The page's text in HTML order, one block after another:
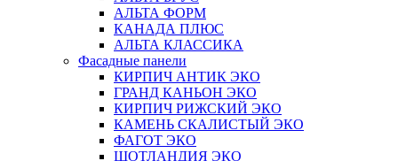
АЛЬТА ФОРМ
КАНАДА ПЛЮС
АЛЬТА КЛАССИКА
Фасадные панели
КИРПИЧ АНТИК ЭКО
ГРАНД КАНЬОН ЭКО
КИРПИЧ РИЖСКИЙ ЭКО
КАМЕНЬ СКАЛИСТЫЙ ЭКО
ФАГОТ ЭКО
ШОТЛАНДИЯ ЭКО